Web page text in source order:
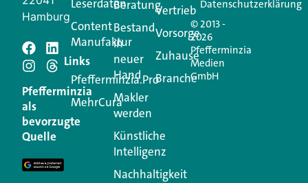
Schreiben Sie einen
Kommentar
Ihre E-Mail-Adresse wird nicht veröffentlicht.
Erforderliche Felder sind mit
Kommentar
Hamburg
Pfefferminzia
als
bevorzugte
Quelle
Leserdaten
Content
Manufaktur
Links
Pfefferminzia.Pro
MehrCura
Beratung
Bestand
in
neuer
Hand
Makler
werden
Künstliche
Intelligenz
Nachhaltigkeit
Vertrieb
Vorsorge
Zuhause
Branche
© 2013 -
2026
Pfefferminzia
Medien
GmbH
Datenschutzerklärung